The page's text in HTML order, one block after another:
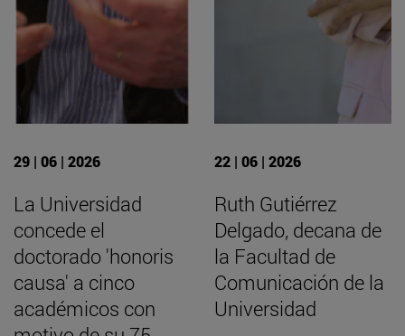
29 | 06 | 2026
La Universidad
concede el
doctorado 'honoris
causa' a cinco
académicos con
22 | 06 | 2026
Ruth Gutiérrez
Delgado, decana de
la Facultad de
Comunicación de la
Universidad